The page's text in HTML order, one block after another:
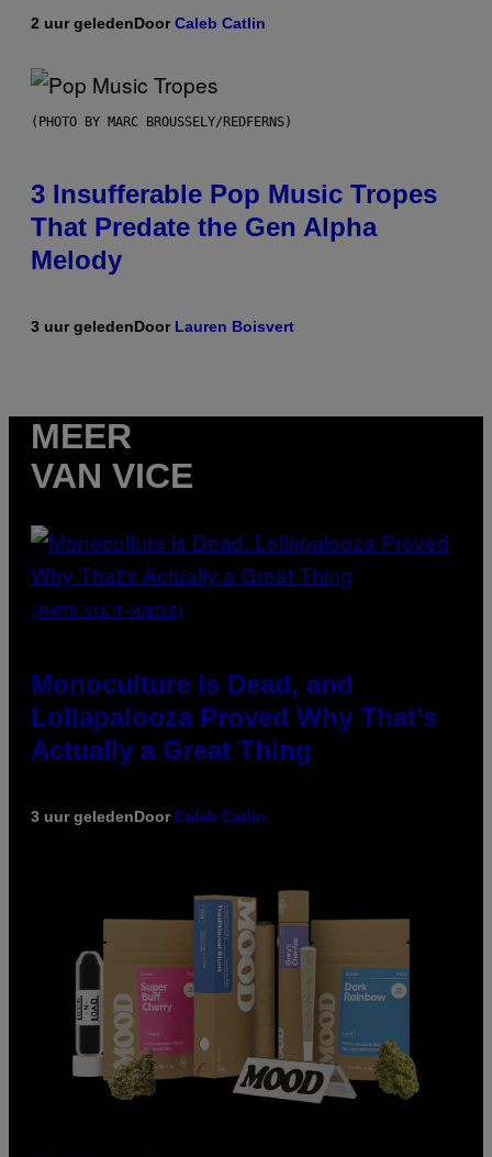
2 uur geledenDoorCaleb Catlin
(PHOTO BY MARC BROUSSELY/REDFERNS)
3 Insufferable Pop Music Tropes
That Predate the Gen Alpha
Melody
3 uur geledenDoor Lauren Boisvert
MEER
VAN VICE
(PHOTO VIA T-MOBILE)
Monoculture is Dead, and
Lollapalooza Proved Why That’s
Actually a Great Thing
3 uur geledenDoorCaleb Catlin